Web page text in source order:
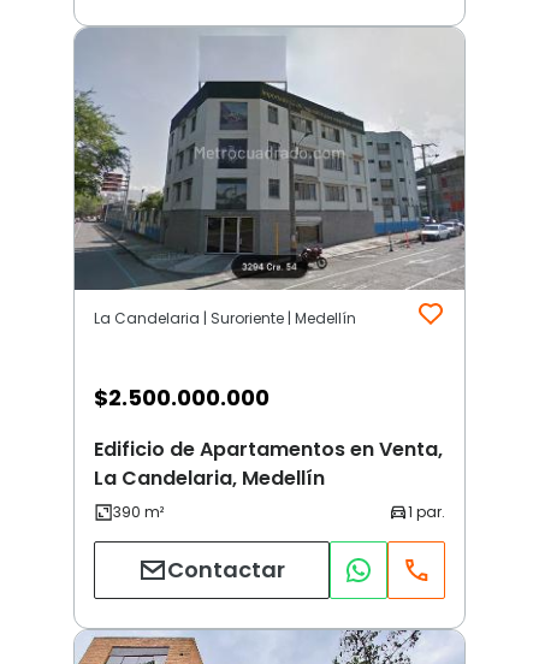
La Candelaria | Suroriente | Medellín
$2.500.000.000
Edificio de Apartamentos en Venta,
La Candelaria, Medellín
Contactar